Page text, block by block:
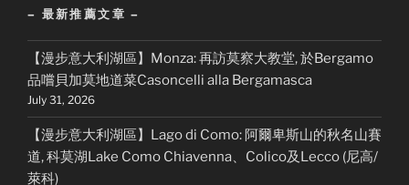
– 最新推薦文章 –
【漫步意大利湖區】Monza: 再訪莫察大教堂, 於Bergamo
品嚐貝加莫地道菜Casoncelli alla Bergamasca
July 31, 2026
【漫步意大利湖區】Lago di Como: 阿爾卑斯山的秋名山賽
道, 科莫湖Lake Como Chiavenna、Colico及Lecco (尼高/
萊科)